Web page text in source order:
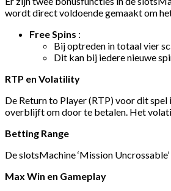
wordt direct voldoende gemaakt om
Free Spins :
Bij optreden in totaal vier
Dit kan bij iedere nieuwe
RTP en Volatility
De Return to Player (RTP) voor dit
overblijft om door te betalen. Het
Betting Range
De slotsMachine ‘Mission
Max Win en Gameplay